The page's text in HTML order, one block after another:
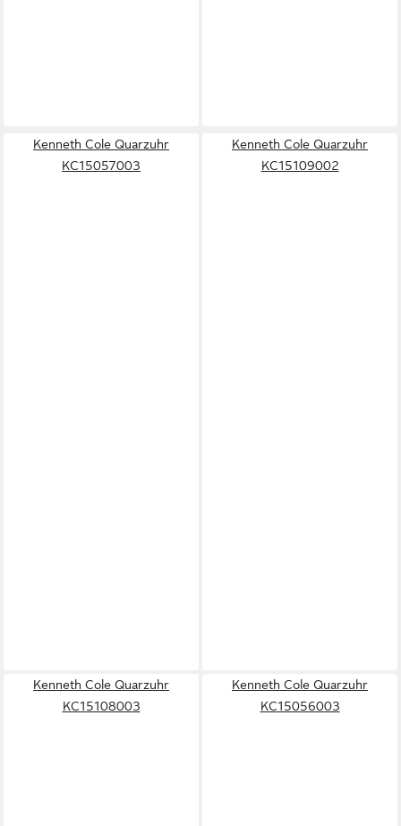
Kenneth Cole Quarzuhr
KC15057003
Kenneth Cole Quarzuhr
KC15109002
Kenneth Cole Quarzuhr
KC15108003
Kenneth Cole Quarzuhr
KC15056003